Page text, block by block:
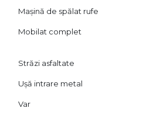
Mașină de spălat rufe
Mobilat complet
Străzi asfaltate
Ușă intrare metal
Var